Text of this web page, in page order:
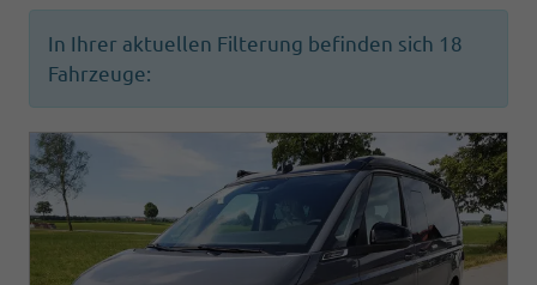
In Ihrer aktuellen Filterung befinden sich 18
Fahrzeuge: